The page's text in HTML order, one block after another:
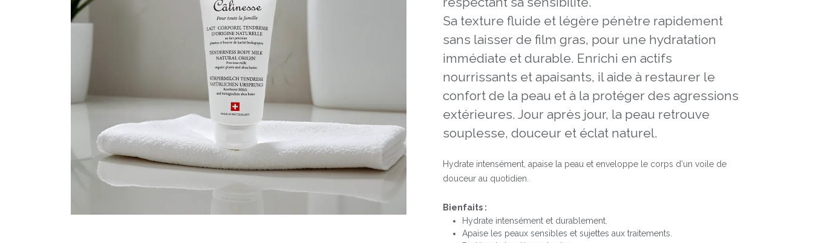
Sa texture fluide et légère pénètre rapidement
sans laisser de film gras, pour une hydratation
immédiate et durable. Enrichi en actifs
nourrissants et apaisants, il aide à restaurer le
confort de la peau et à la protéger des agressions
extérieures. Jour après jour, la peau retrouve
souplesse, douceur et éclat naturel.
Hydrate intensément, apaise la peau et enveloppe le corps d'un voile de
douceur au quotidien.
Bienfaits :
Hydrate intensément et durablement.
Apaise les peaux sensibles et sujettes aux traitements.